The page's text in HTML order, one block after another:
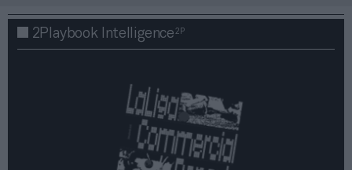
2Playbook Intelligence2P